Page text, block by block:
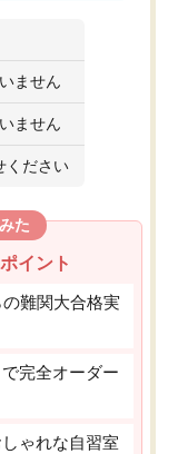
ません
ません
ください
た
イント
難関大合格実
完全オーダー
ゃれな自習室